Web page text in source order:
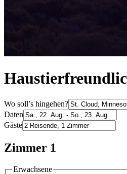
Wo soll’s hingehen?
Daten
Gäste
Zimmer 1
Erwachsene